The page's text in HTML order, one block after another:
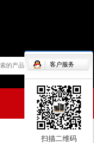
客户服务
扫描二维码